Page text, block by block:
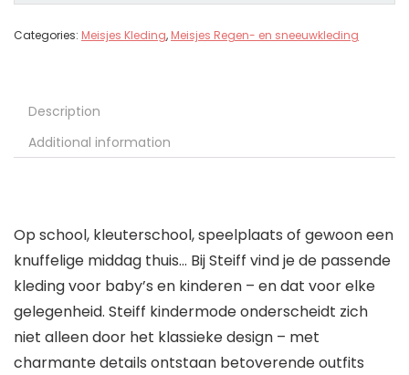
Categories: Meisjes Kleding, Meisjes Regen- en sneeuwkleding
Description
Additional information
Op school, kleuterschool, speelplaats of gewoon een
knuffelige middag thuis… Bij Steiff vind je de passende
kleding voor baby’s en kinderen – en dat voor elke
gelegenheid. Steiff kindermode onderscheidt zich
niet alleen door het klassieke design – met
charmante details ontstaan betoverende outfits